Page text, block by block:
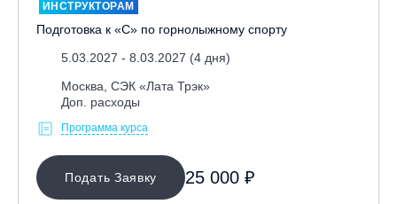
ИНСТРУКТОРАМ
Подготовка к «С» по горнолыжному спорту
5.03.2027 - 8.03.2027 (4 дня)
Москва, СЭК «Лата Трэк»
Доп. расходы
Программа курса
Подать Заявку 25 000 ₽